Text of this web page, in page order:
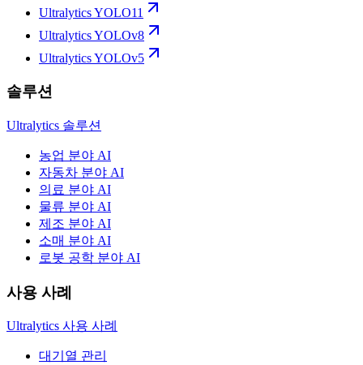
Ultralytics YOLO11
Ultralytics YOLOv8
Ultralytics YOLOv5
솔루션
Ultralytics 솔루션
농업 분야 AI
자동차 분야 AI
의료 분야 AI
물류 분야 AI
제조 분야 AI
소매 분야 AI
로봇 공학 분야 AI
사용 사례
Ultralytics 사용 사례
대기열 관리